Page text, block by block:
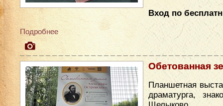
Вход по
Подробнее
Обетованная
Планшетная
драматурга,